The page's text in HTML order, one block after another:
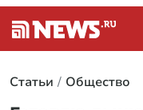
Статьи Общество